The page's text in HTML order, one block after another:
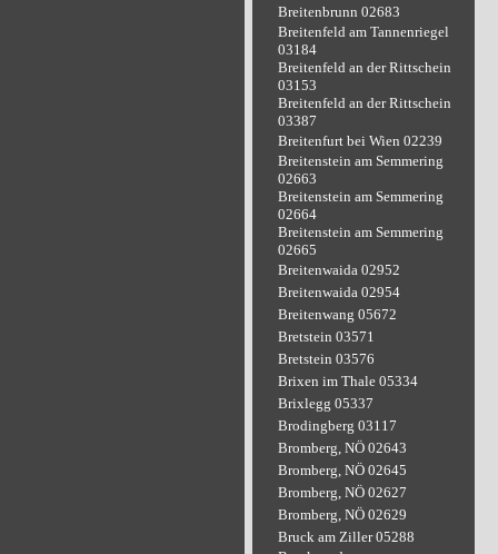
Breitenbrunn 02683
Breitenfeld am Tannenriegel
03184
Breitenfeld an der Rittschein
03153
Breitenfeld an der Rittschein
03387
Breitenfurt bei Wien 02239
Breitenstein am Semmering
02663
Breitenstein am Semmering
02664
Breitenstein am Semmering
02665
Breitenwaida 02952
Breitenwaida 02954
Breitenwang 05672
Bretstein 03571
Bretstein 03576
Brixen im Thale 05334
Brixlegg 05337
Brodingberg 03117
Bromberg, NÖ 02643
Bromberg, NÖ 02645
Bromberg, NÖ 02627
Bromberg, NÖ 02629
Bruck am Ziller 05288